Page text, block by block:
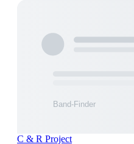
C & R Project